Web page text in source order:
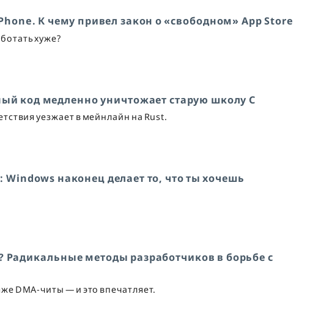
К чему привел закон о «свободном» App Store
хуже?
код медленно уничтожает старую школу C
уезжает в мейнлайн на Rust.
наконец делает то, что ты хочешь
Радикальные методы разработчиков в борьбе с
DMA-читы — и это впечатляет.